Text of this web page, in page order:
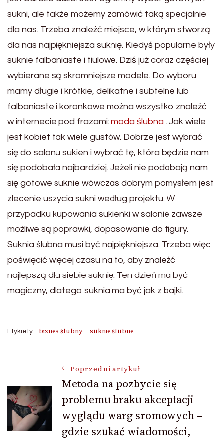
sukni, ale także możemy zamówić taką specjalnie
dla nas. Trzeba znaleźć miejsce, w którym stworzą
dla nas najpiękniejsza suknię. Kiedyś popularne były
suknie falbaniaste i tiulowe. Dziś już coraz częściej
wybierane są skromniejsze modele. Do wyboru
mamy długie i krótkie, delikatne i subtelne lub
falbaniaste i koronkowe można wszystko znaleźć
w internecie pod frazami: moda ślubna . Jak wiele
jest kobiet tak wiele gustów. Dobrze jest wybrać
się do salonu sukien i wybrać tę, która będzie nam
się podobała najbardziej. Jeżeli nie podobają nam
się gotowe suknie wówczas dobrym pomysłem jest
zlecenie uszycia sukni według projektu. W
przypadku kupowania sukienki w salonie zawsze
możliwe są poprawki, dopasowanie do figury.
Suknia ślubna musi być najpiękniejsza. Trzeba więc
poświęcić więcej czasu na to, aby znaleźć
najlepszą dla siebie suknię. Ten dzień ma być
magiczny, dlatego suknia ma być jak z bajki.
Etykiety: biznes ślubny suknie ślubne
Nawigacja
wpisu
Poprzedni artykuł
Metoda na pozbycie się
problemu braku akceptacji
wyglądu warg sromowych –
gdzie szukać wiadomości,